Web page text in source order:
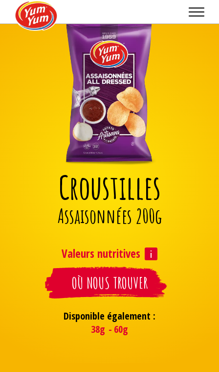
Croustilles
Assaisonnées 200g
Valeurs nutritives
OÙ NOUS TROUVER
Disponible également :
38g
60g